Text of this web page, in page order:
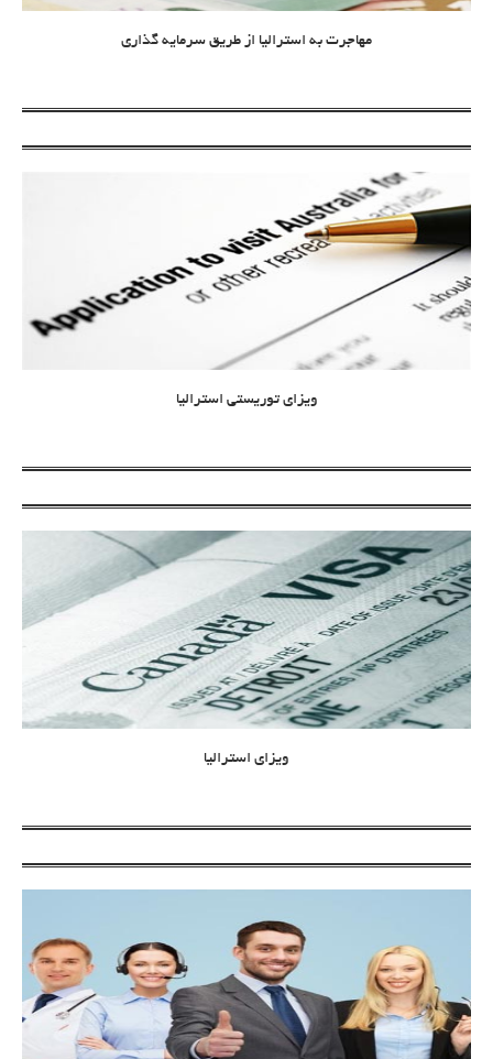
مهاجرت به استرالیا از طریق سرمایه گذاری
ویزای توریستی استرالیا
ویزای استرالیا